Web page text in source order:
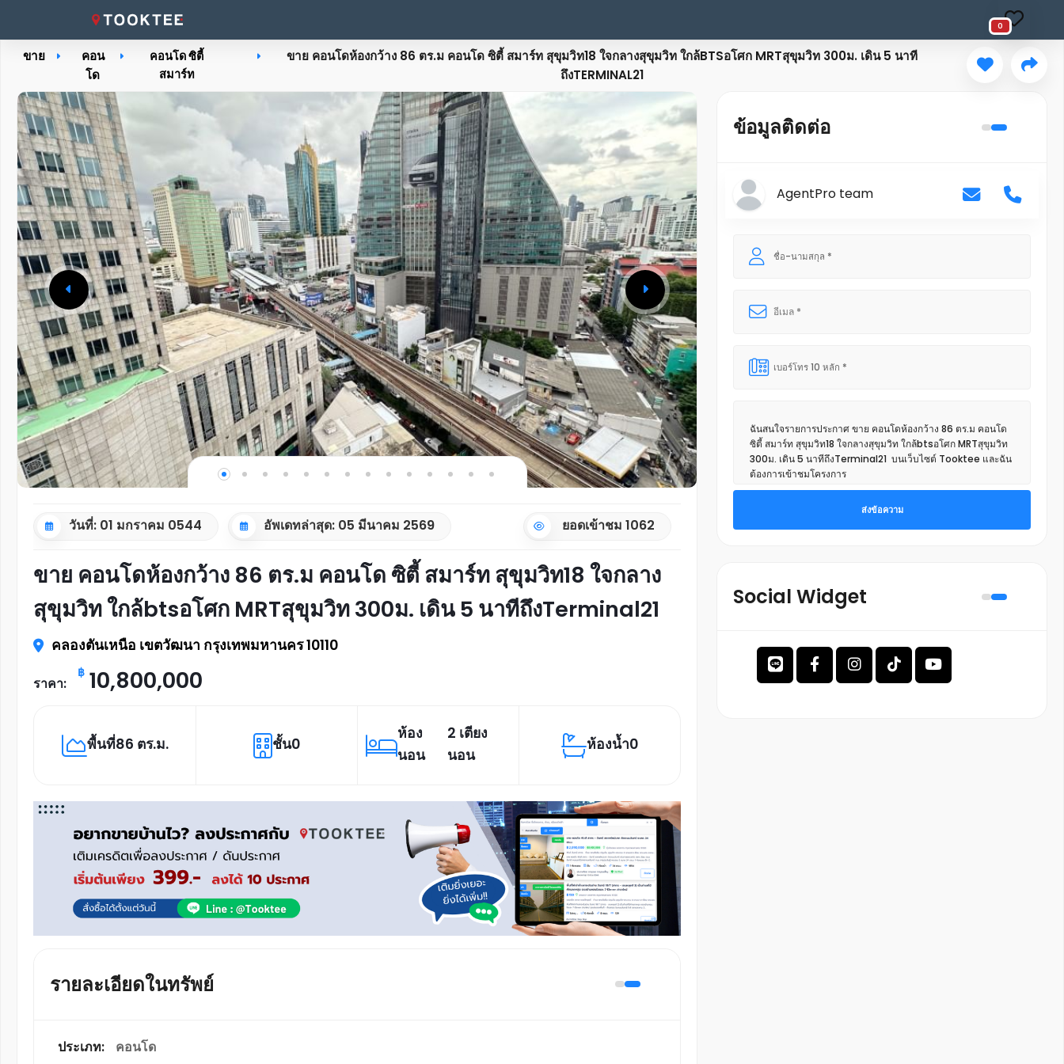
0
ขาย
คอน
โด
คอนโด ซิตี้
สมาร์ท
ขาย คอนโดห้องกว้าง 86 ตร.ม คอนโด ซิตี้ สมาร์ท สุขุมวิท18 ใจกลางสุขุมวิท ใกล้BTSอโศก MRTสุขุมวิท 300ม. เดิน 5 นาที
ถึงTERMINAL21
วันที่: 01 มกราคม 0544 อัพเดทล่าสุด: 05 มีนาคม 2569 ยอดเข้าชม 1062
ขาย คอนโดห้องกว้าง 86 ตร.ม คอนโด ซิตี้ สมาร์ท สุขุมวิท18 ใจกลาง
สุขุมวิท ใกล้btsอโศก MRTสุขุมวิท 300ม. เดิน 5 นาทีถึงTerminal21
คลองตันเหนือ เขตวัฒนา กรุงเทพมหานคร 10110
ราคา:
฿ 10,800,000
พื้นที่86 ตร.ม. ชั้น0
ห้อง
นอน
2 เตียง
นอน
ห้องน้ำ0
รายละเอียดในทรัพย์
ประเภท:
คอนโด
ข้อมูลติดต่อ
AgentPro team
ส่งข้อความ
Social Widget